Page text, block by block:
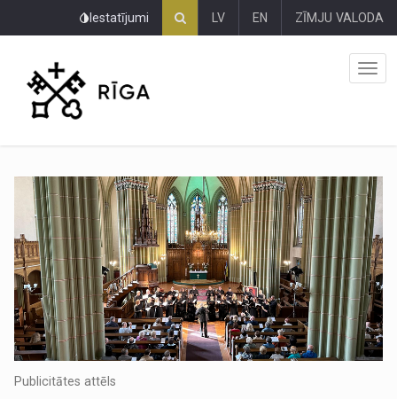
Iestatījumi LV EN ZĪMJU VALODA
Publicitātes attēls